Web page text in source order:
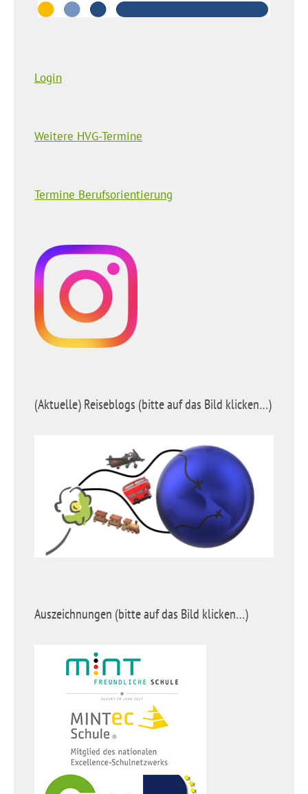
Login
Weitere HVG-Termine
Termine Berufsorientierung
(Aktuelle) Reiseblogs (bitte auf das Bild klicken…)
Auszeichnungen (bitte auf das Bild klicken…)